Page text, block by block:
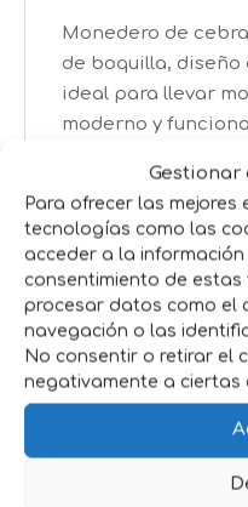
Gestionar
Para ofrecer las mejores
tecnologías como las
acceder a la
consentimiento de
procesar datos como el
navegación o las
No consentir o retirar el
negativamente a ciertas
Monedero de
de boquilla, diseño
ideal para llevar
moderno y
¡Consigue el tuyo
Productos